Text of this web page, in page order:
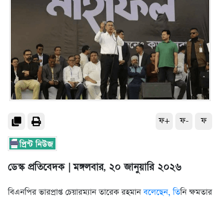
ফ+ ফ- ফ
ডেস্ক প্রতিবেদক | মঙ্গলবার, ২০ জানুয়ারি ২০২৬
বিএনপির ভারপ্রাপ্ত চেয়ারম্যান তারেক রহমানবলেছেন, তিনি ক্ষমতার